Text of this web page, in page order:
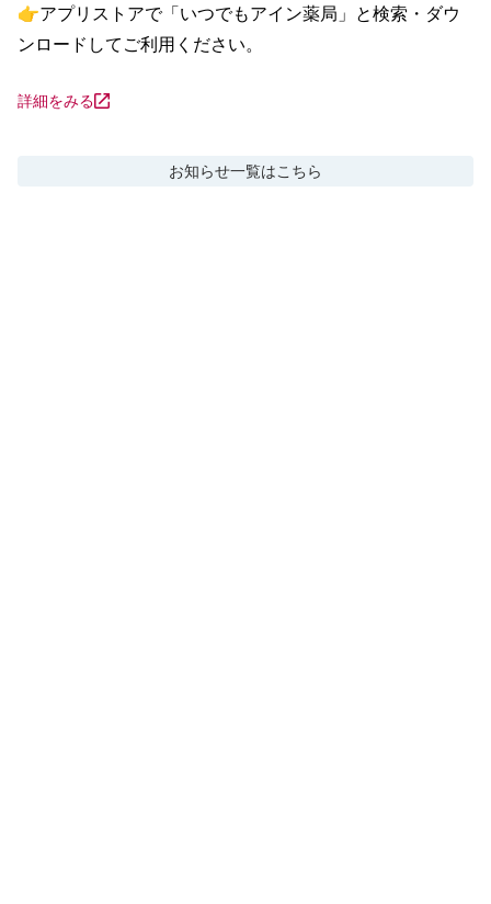
👉アプリストアで「いつでもアイン薬局」と検索・ダウ
ンロードしてご利用ください。
詳細をみる
お知らせ一覧はこちら